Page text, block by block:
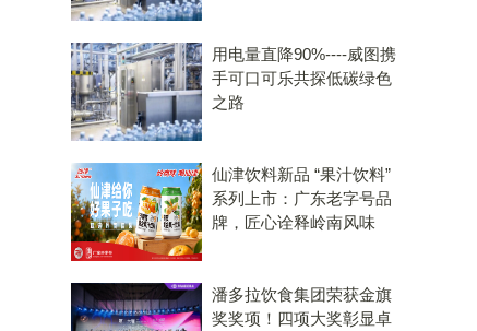
用电量直降90%----威图携
手可口可乐共探低碳绿色
之路
仙津饮料新品 “果汁饮料”
系列上市：广东老字号品
牌，匠心诠释岭南风味
潘多拉饮食集团荣获金旗
奖奖项！四项大奖彰显卓